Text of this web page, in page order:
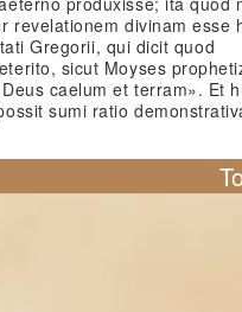
revelationem divinam esse
Gregorii, qui dicit quod
sicut Moyses
caelum et terram». Et
sumi ratio